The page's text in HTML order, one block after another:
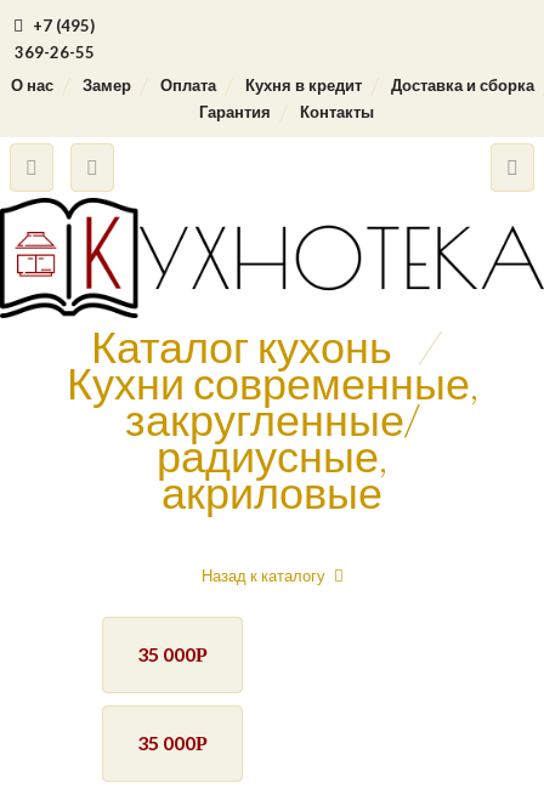
+7 (495)
369-26-55
О нас
Замер Оплата Кухня в кредит
Доставка и сборка
Гарантия
Контакты
Каталог кухонь /
Кухни современные,
закругленные/
радиусные,
акриловые
Назад к каталогу
35 000Р
35 000Р